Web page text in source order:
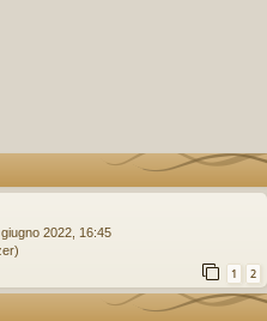
giugno 2022, 16:45
1 2